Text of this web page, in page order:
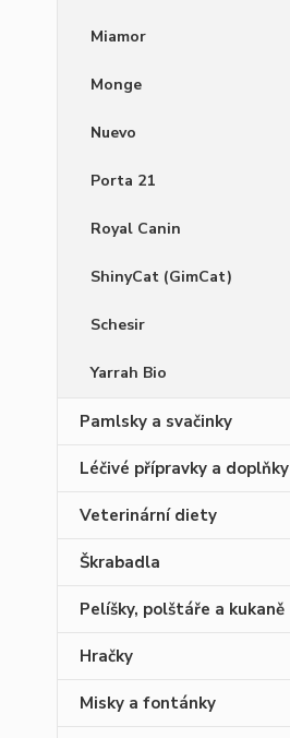
Miamor
Monge
Nuevo
Porta 21
Royal Canin
ShinyCat (GimCat)
Schesir
Yarrah Bio
Pamlsky a svačinky
Léčivé přípravky a doplňky
Veterinární diety
Škrabadla
Pelíšky, polštáře a kukaně
Hračky
Misky a fontánky